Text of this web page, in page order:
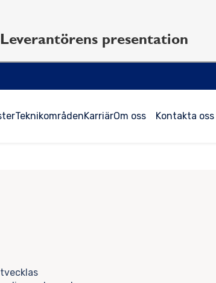
Leverantörens presentation